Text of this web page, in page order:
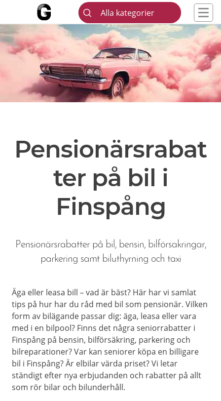
Alla kategorier
Pensionärsrabat
ter på bil i
Finspång
Pensionärsrabatter på bil, bensin, bilförsakringar,
parkering samt biluthyrning och taxi
Äga eller leasa bill – vad är bäst? Här har vi samlat
tips på hur har du råd med bil som pensionär. Vilken
form av bilägande passar dig: äga, leasa eller vara
med i en bilpool? Finns det några seniorrabatter i
Finspång på bensin, bilförsäkring, parkering och
bilreparationer? Var kan seniorer köpa en billigare
bil i Finspång? Är elbilar värda priset? Vi letar
ständigt efter nya erbjudanden och rabatter på allt
som rör bilar och bilunderhåll.